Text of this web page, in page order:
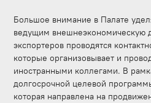
Большое внимание в Палате
ведущим внешнеэкономическую
экспортеров проводятся
которые организовывает и
иностранными коллегами. В
долгосрочной целевой
которая направлена на